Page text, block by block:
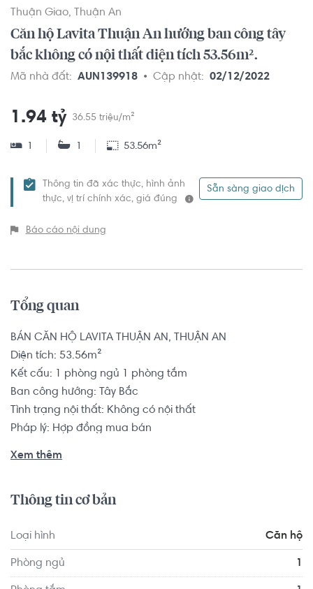
Thuận Giao Thuận An
Căn hộ Lavita Thuận An hướng ban công tây
bắc không có nội thất diện tích 53.56m².
Mã nhà đất: AUN139918 Cập nhật: 02/12/2022
1.94 tỷ 36.55 triệu/m²
1 1 53.56m²
Thông tin đã xác thực, hình ảnh
thực, vị trí chính xác, giá đúng
Sẵn sàng giao dịch
Báo cáo nội dung
Tổng quan
BÁN CĂN HỘ LAVITA THUẬN AN, THUẬN AN
Diện tích: 53.56m²
Kết cấu: 1 phòng ngủ 1 phòng tắm
Ban công hướng: Tây Bắc
Tình trạng nội thất: Không có nội thất
Pháp lý: Hợp đồng mua bán
tỉnh thành vùng Kinh tế trọng điểm phía Nam. Đặc biệt,
thiện, hạ tầng hiện đại, thông thoáng đã góp phần giúp
Lavita Thuan An trở thành sự lựa chọn hàng đầu của
Xem thêm
Thông tin cơ bản
Loại hình Căn hộ
Phòng ngủ 1